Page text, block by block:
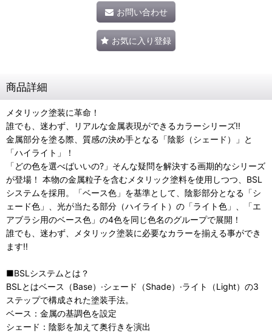
お問い合わせ
お気に入り登録
商品詳細
メタリック塗装に革命！
誰でも、迷わず、リアルな金属表現ができるカラーシリーズ!!
金属部分を塗る際、質感の決め手となる「陰影（シェード）」と
「ハイライト」！
「どの色を選べばいいの?」そんな疑問を解決する画期的なシリーズ
が登場！ 本物の金属粒子を含むメタリック塗料を使用しつつ、BSL
システムを採用。「ベース色」を基準として、陰影部分となる「シ
ェード色」、光が当たる部分（ハイライト）の「ライト色」、「エ
アブラシ用のベース色」の4色を同じ色名のグループで展開！
誰でも、迷わず、メタリック塗装に必要なカラーを揃える事ができ
ます!!
■BSLシステムとは？
BSLとはベース（Base）·シェード（Shade）·ライト（Light）の3
ステップで構成された塗装手法。
ベース：金属の基調色を設定
シェード：陰影を加えて奥行きを演出